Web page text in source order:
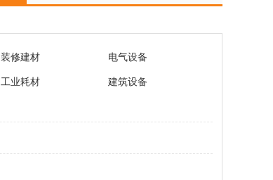
装修建材 电气设备
工业耗材 建筑设备